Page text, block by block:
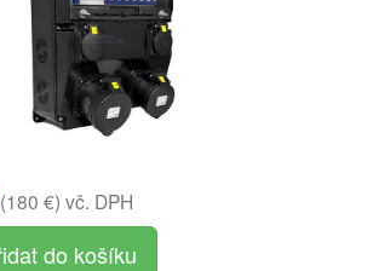
(180 €) vč. DPH